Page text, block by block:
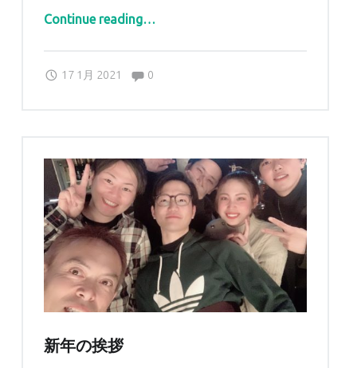
Continue reading…
17 1月 2021
sankaku Comments:0
新年の挨拶